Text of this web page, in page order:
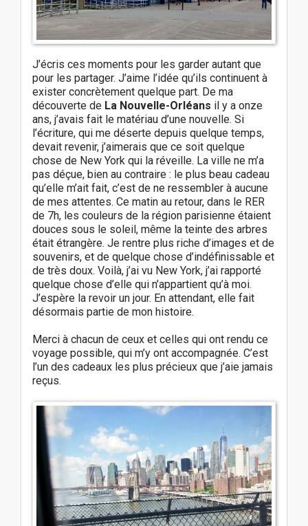
J’écris ces moments pour les garder autant que
pour les partager. J’aime l’idée qu’ils continuent à
exister concrètement quelque part. De ma
découverte de La Nouvelle-Orléans il y a onze
ans, j’avais fait le matériau d’une nouvelle. Si
l’écriture, qui me déserte depuis quelque temps,
devait revenir, j’aimerais que ce soit quelque
chose de New York qui la réveille. La ville ne m’a
pas déçue, bien au contraire : le plus beau cadeau
qu’elle m’ait fait, c’est de ne ressembler à aucune
de mes attentes. Ce matin au retour, dans le RER
de 7h, les couleurs de la région parisienne étaient
douces sous le soleil, même la teinte des arbres
était étrangère. Je rentre plus riche d’images et de
souvenirs, et de quelque chose d’indéfinissable et
de très doux. Voilà, j’ai vu New York, j’ai rapporté
quelque chose d’elle qui n’appartient qu’à moi.
J’espère la revoir un jour. En attendant, elle fait
désormais partie de mon histoire.
Merci à chacun de ceux et celles qui ont rendu ce
voyage possible, qui m’y ont accompagnée. C’est
l’un des cadeaux les plus précieux que j’aie jamais
reçus.